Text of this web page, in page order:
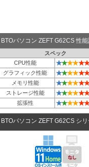
BTOパソコン ZEFT G62CS 性
スペック
CPU性能
★★★★★★
グラフィック性能 ★★★★★★
メモリ性能 ★★★★★★
ストレージ性能 ★★★★★★
拡張性 ★★★★★★
BTOパソコン ZEFT G62CS シ